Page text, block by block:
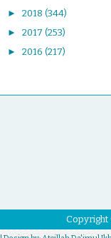
► 2018 (344)
► 2017 (253)
► 2016 (217)